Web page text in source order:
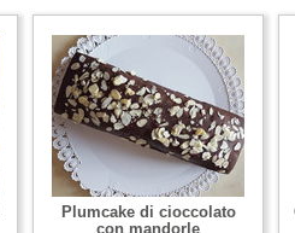
Plumcake di cioccolato
con mandorle